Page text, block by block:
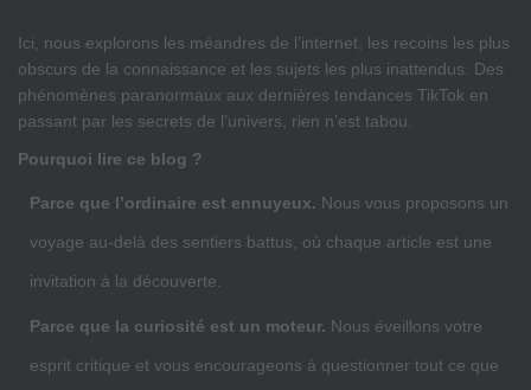
Ici, nous explorons les méandres de l’internet, les recoins les plus
obscurs de la connaissance et les sujets les plus inattendus. Des
phénomènes paranormaux aux dernières tendances TikTok en
passant par les secrets de l’univers, rien n’est tabou.
Pourquoi lire ce blog ?
Parce que l’ordinaire est ennuyeux. Nous vous proposons un
voyage au-delà des sentiers battus, où chaque article est une
invitation à la découverte.
Parce que la curiosité est un moteur. Nous éveillons votre
esprit critique et vous encourageons à questionner tout ce que